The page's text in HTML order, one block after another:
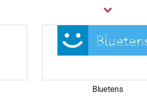
les produits de
marque en marque pour découvrir
périnée
encore dilatateurs vaginaux, etc....
à votre
périnéesur notre
Bluetens